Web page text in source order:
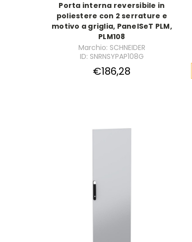
Porta interna reversibile in
poliestere con 2 serrature e
motivo a griglia, PanelSeT PLM,
PLM108
Marchio: SCHNEIDER
ID: SNRNSYPAP108G
€186,28